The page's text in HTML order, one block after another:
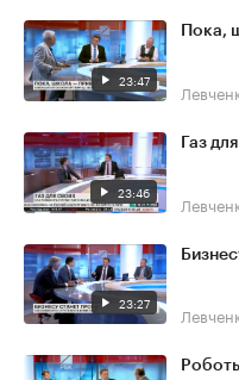
23:47
Пока,
23:46
Газ
23:27